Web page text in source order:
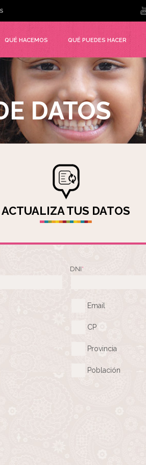
QUÉ HACEMOS QUÉ PUEDES HACER
DATOS
ACTUALIZA TUS DATOS
DNI*
Email
CP
Provincia
Población